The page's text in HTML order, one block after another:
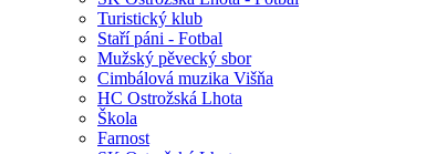
Turistický klub
Staří páni - Fotbal
Mužský pěvecký sbor
Cimbálová muzika Višňa
HC Ostrožská Lhota
Škola
Farnost